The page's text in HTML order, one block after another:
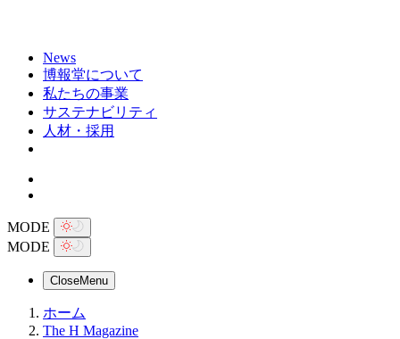
News
博報堂について
私たちの事業
サステナビリティ
人材・採用
MODE
MODE
CloseMenu
ホーム
The H Magazine